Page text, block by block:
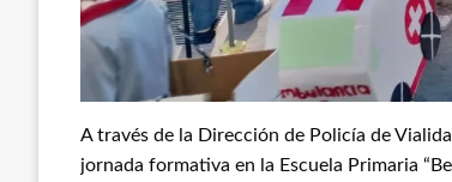
A través de la Dirección de Policía de
jornada formativa en la Escuela Primaria